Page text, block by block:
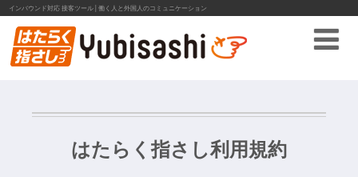
インバウンド対応 接客ツール│働く人と外国人のコミュニケーション
はたらく指さし利用規約